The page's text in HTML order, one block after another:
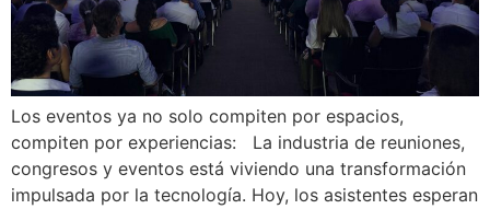
Los eventos ya no solo compiten por espacios,
compiten por experiencias: La industria de reuniones,
congresos y eventos está viviendo una transformación
impulsada por la tecnología. Hoy, los asistentes esperan